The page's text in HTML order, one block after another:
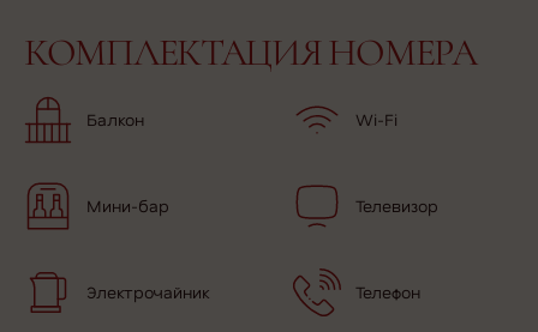
КОМПЛЕКТАЦИЯ НОМЕРА
Балкон
Мини-бар
Электрочайник
Wi-Fi
Телевизор
Телефон